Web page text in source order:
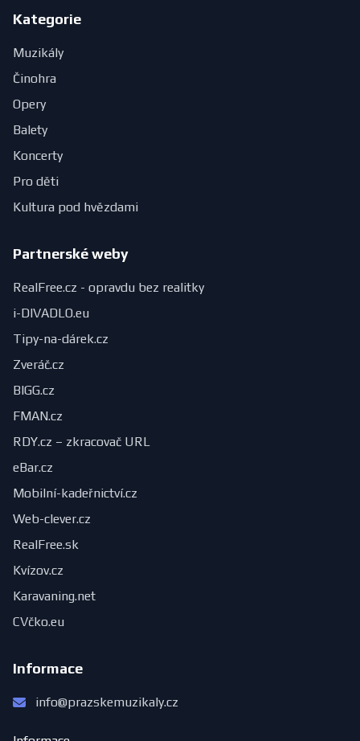
Kategorie
Muzikály
Činohra
Opery
Balety
Koncerty
Pro děti
Kultura pod hvězdami
Partnerské weby
RealFree.cz - opravdu bez realitky
i-DIVADLO.eu
Tipy-na-dárek.cz
Zveráč.cz
BIGG.cz
FMAN.cz
RDY.cz – zkracovač URL
eBar.cz
Mobilní-kadeřnictví.cz
Web-clever.cz
RealFree.sk
Kvízov.cz
Karavaning.net
CVčko.eu
Informace
info@prazskemuzikaly.cz